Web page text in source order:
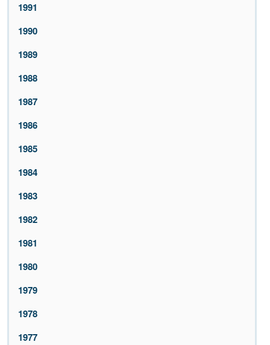
1991
1990
1989
1988
1987
1986
1985
1984
1983
1982
1981
1980
1979
1978
1977